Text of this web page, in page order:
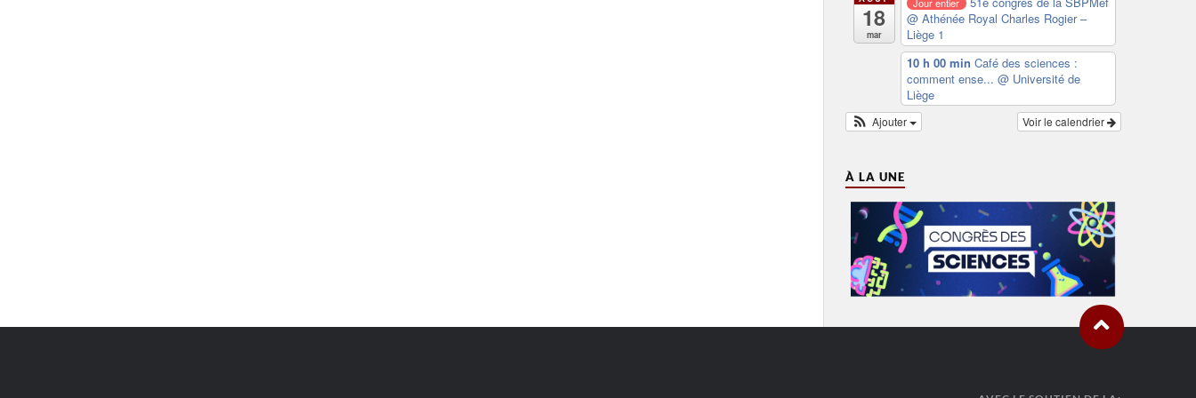
18
mar
@ Athénée Royal Charles Rogier –
Liège 1
10 h 00 min Café des sciences :
comment ense... @ Université de
Liège
Voir le calendrier
Ajouter
À LA UNE